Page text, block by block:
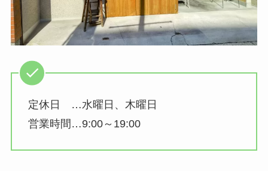
定休日 …水曜日、木曜日
営業時間…9:00～19:00